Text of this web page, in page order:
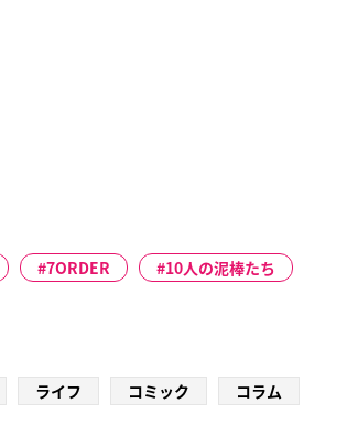
7ORDER
10人の泥棒たち
ライフ コミック
コラム